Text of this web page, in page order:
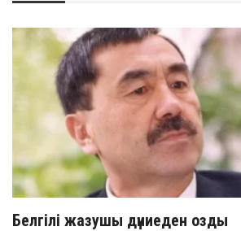
Белгілі жазушы дүниеден озды